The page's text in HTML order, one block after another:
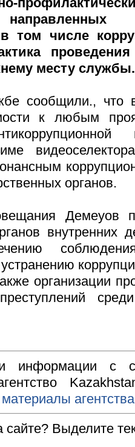
том числе
месту службы.
сообщили., что
к любым
органов.
Демеуов
внутренних
соблюдения
организации
информации с
сайте? Выделите